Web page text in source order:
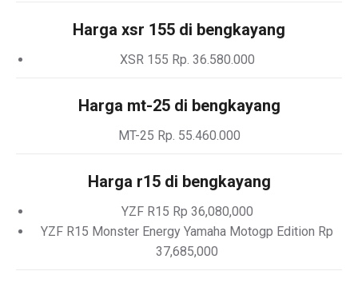
Harga xsr 155 di bengkayang
XSR 155 Rp. 36.580.000
Harga mt-25 di bengkayang
MT-25 Rp. 55.460.000
Harga r15 di bengkayang
YZF R15 Rp 36,080,000
YZF R15 Monster Energy Yamaha Motogp Edition Rp
37,685,000